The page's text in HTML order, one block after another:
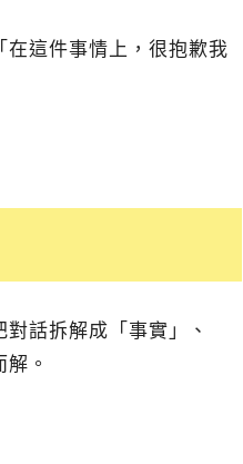
這件事情上，很抱歉我
話拆解成「事實」、
。